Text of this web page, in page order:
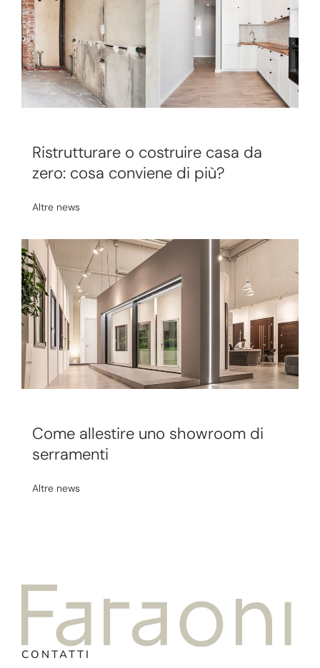
Ristrutturare o costruire casa da
zero: cosa conviene di più?
Altre news
Come allestire uno showroom di
serramenti
Altre news
CONTATTI